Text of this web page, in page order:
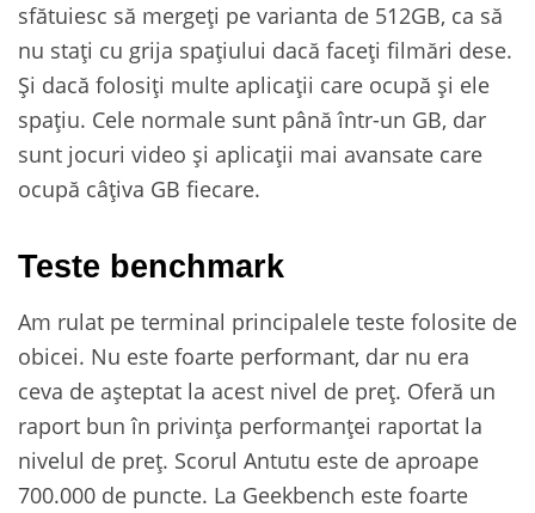
sfătuiesc să mergeți pe varianta de 512GB, ca să
nu stați cu grija spațiului dacă faceți filmări dese.
Și dacă folosiți multe aplicații care ocupă și ele
spațiu. Cele normale sunt până într-un GB, dar
sunt jocuri video și aplicații mai avansate care
ocupă câțiva GB fiecare.
Teste benchmark
Am rulat pe terminal principalele teste folosite de
obicei. Nu este foarte performant, dar nu era
ceva de așteptat la acest nivel de preț. Oferă un
raport bun în privința performanței raportat la
nivelul de preț. Scorul Antutu este de aproape
700.000 de puncte. La Geekbench este foarte